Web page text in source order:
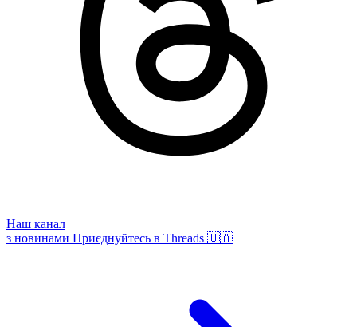
Наш канал
з новинами Приєднуйтесь в Threads 🇺🇦